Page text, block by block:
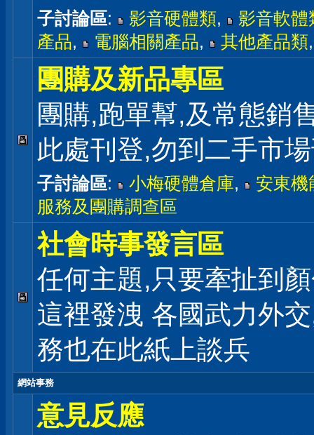
子討論區: 影音硬體類,
影音軟體
產品, 電腦相關產品, 其他產品類
團購及新品專區
團購,跑單幫,及常態銷
此處刊登,勿到二手市
子討論區: 小梅硬體倉庫,
安東機
服務及團購調查區
社會時事發言區
任何主題,只要牽扯到
這裡發洩 各國武力外
務也在此紙上談兵
網站事務
意見反應